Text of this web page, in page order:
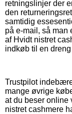
retningslinjer der
den
samtidig
på e-mail, så man
af Hvidt nistret
indkøb til en
Trustpilot
mange øvrige
at du beser online
nistret cashmere